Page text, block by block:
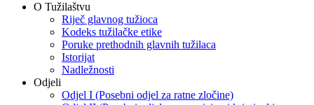
O Tužilaštvu
Riječ glavnog tužioca
Kodeks tužilačke etike
Poruke prethodnih glavnih tužilaca
Istorijat
Nadležnosti
Odjeli
Odjel I (Posebni odjel za ratne zločine)